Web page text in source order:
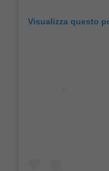
Visualizza questo